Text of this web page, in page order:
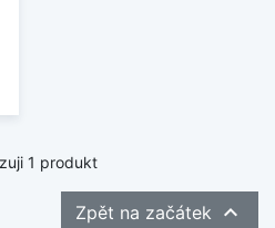
1 produkt
Zpět na začátek 